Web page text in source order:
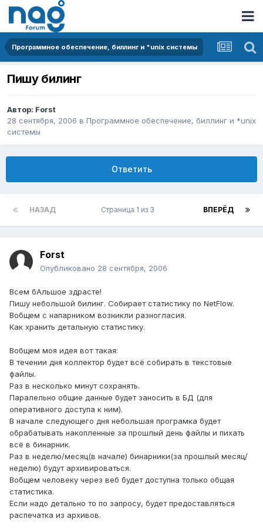
Программное обеспечение, биллинг и *unix системы
Пишу билинг
Автор: Forst
28 сентября, 2006 в Программное обеспечение, биллинг и *unix
системы
Ответить
НАЗАД ВПЕРЁД
Страница 1 из 3
Forst
Опубликовано 28 сентября, 2006
Всем бАльшое здрасте!
Пишу небольшой билинг. Собирает статистику по NetFlow.
Вобщем с напарником возникли разногласия.
Как хранить детальную статистику.
Вобщем моя идея вот такая:
В течении дня коллектор будет всё собирать в текстовые
файлы.
Раз в несколько минут сохранять.
Паралельно общие данные будет заносить в БД (для
оперативного доступа к ним).
В начале следующего дня небольшая програмка будет
обрабатывать накопленные за прошлый день файлы и пихать
всё в бинарник.
Раз в неделю/месяц(в начале) бинарники(за прошлый месяц/
неделю) будут архивироваться.
Вобщем человеку через веб будет доступна только общая
статистика.
Если надо детально то по запросу, будет предоставляться
распечатка из архивов.